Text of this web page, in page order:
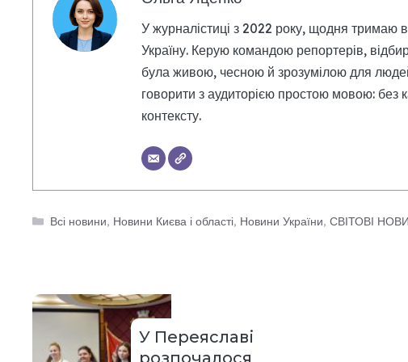
У журналістиці з 2022 року, щодня тримаю
Україну. Керую командою репортерів,
була живою, чесною й зрозумілою для
говорити з аудиторією простою мовою: без
контексту.
Категорії
Всі новини, Новини Києва і області, Новини України, СВІТОВІ
У Переяславі
розпочалося